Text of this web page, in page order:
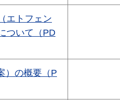
エトフェン
ついて（PD
）の概要（P